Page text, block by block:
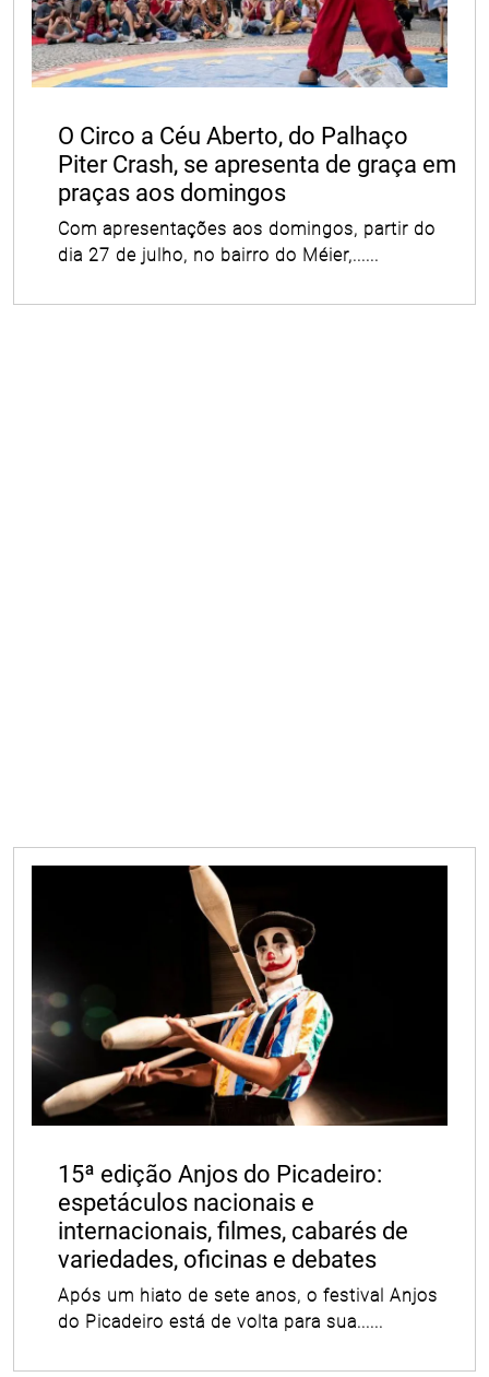
O Circo a Céu Aberto, do Palhaço
Piter Crash, se apresenta de graça em
praças aos domingos
Com apresentações aos domingos, partir do
dia 27 de julho, no bairro do Méier,......
15ª edição Anjos do Picadeiro:
espetáculos nacionais e
internacionais, filmes, cabarés de
variedades, oficinas e debates
Após um hiato de sete anos, o festival Anjos
do Picadeiro está de volta para sua......